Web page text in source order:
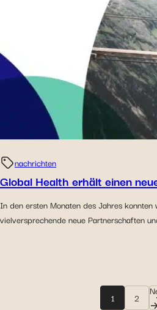
nachrichten
Global Health erhält einen
In den ersten Monaten des Jahres
vielversprechende neue Partnerschaften
1 2